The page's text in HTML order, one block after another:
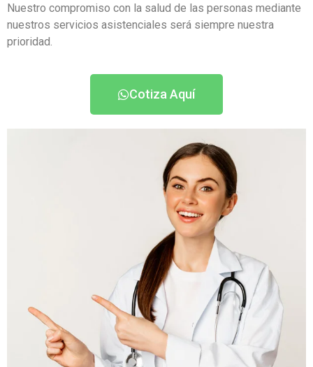
Nuestro compromiso con la salud de las personas mediante
nuestros servicios asistenciales será siempre nuestra
prioridad.
Cotiza Aquí